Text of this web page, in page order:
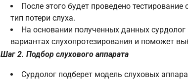
После этого будет проведено
тип потери слуха.
На основании полученных данных
вариантах слухопротезирования и поможет
Шаг 2. Подбор слухового аппарата
Сурдолог подберет модель слуховых